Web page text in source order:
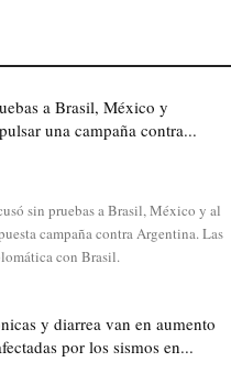
a Brasil, México y
una campaña contra...
sin pruebas a Brasil, México y al
campaña contra Argentina. Las
con Brasil.
y diarrea van en aumento
por los sismos en...